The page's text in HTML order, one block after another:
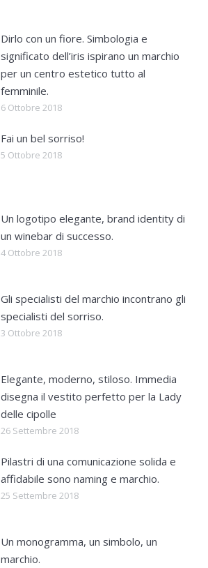
Dirlo con un fiore. Simbologia e
significato dell’iris ispirano un marchio
per un centro estetico tutto al
femminile.
6 Ottobre 2018
Fai un bel sorriso!
5 Ottobre 2018
Un logotipo elegante, brand identity di
un winebar di successo.
4 Ottobre 2018
Gli specialisti del marchio incontrano gli
specialisti del sorriso.
3 Ottobre 2018
Elegante, moderno, stiloso. Immedia
disegna il vestito perfetto per la Lady
delle cipolle
26 Settembre 2018
Pilastri di una comunicazione solida e
affidabile sono naming e marchio.
25 Settembre 2018
Un monogramma, un simbolo, un
marchio.